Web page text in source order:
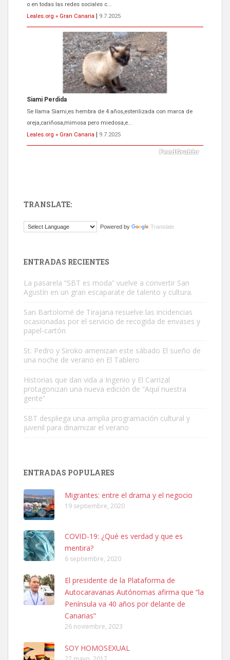
o en todas las redes sociales c...
Leales.org » Gran Canaria
9.7.2025
Siami Perdida
Se llama Siami,es hembra de 4 años,esterilizada con marca de
oreja,cariñosa,mimosa pero miedosa,e...
Leales.org » Gran Canaria
9.7.2025
El ayuntamiento se va a llevar a Los Gatos callejeros de la zona los
Gato manso encontrado
Este gato macho ha aparecido en la calle hace menos de un mes,
es muy manso y extremadamente cari...
Leales.org » Gran Canaria
SHIBA PERDIDO AVDA JOSE MESA Y LOPEZ
PERRO MACHO RAZA SHIBA CON MICROCHIP PERDIDO HOY
06/07/2025 ZONA MESA Y LOPEZ. ES MUY ASUSTADIZO
Leales.org » Gran Canaria
6.7.2025
TRANSLATE:
Powered by Translate
ENTRADAS RECIENTES
La pasarela “SBT es moda” vuelve a convertir San
Agustín en un gran escaparate de talento y cultura.
San Bartolomé de Tirajana resuelve las incidencias
ocasionadas por el servicio de recogida de envases y
papel-cartón
St. Pedro y Siroko amenizan este sábado El sueño de
una noche de verano en El Tablero
Historias que dan vida a Ingenio y El Carrizal
protagonizan una nueva edición de “Aquí nuestra
gente”
SBT despliega una amplia programación cultural y
juvenil para dinamizar el verano
ENTRADAS POPULARES
Migrantes: entre el drama y el negocio
19 septiembre, 2020
COVID-19: ¿Qué es verdad y que es
mentira?
6 septiembre, 2020
El presidente de la Plataforma de
Autocaravanas Autónomas afirma que “la
Península va 40 años por delante de
Canarias”
26 noviembre, 2023
SOY HOMOSEXUAL